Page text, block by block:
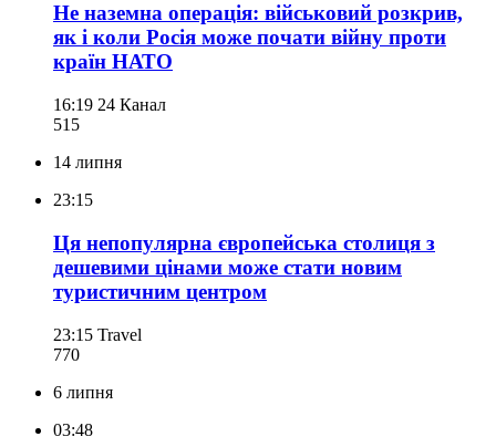
Не наземна операція: військовий розкрив,
як і коли Росія може почати війну проти
країн НАТО
16:19 24 Канал
515
14 липня
23:15
Ця непопулярна європейська столиця з
дешевими цінами може стати новим
туристичним центром
23:15 Travel
770
6 липня
03:48